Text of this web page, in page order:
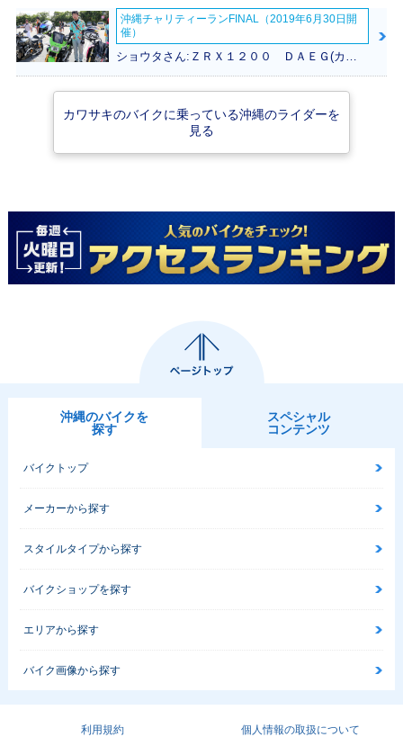
沖縄チャリティーランFINAL（2019年6月30日開
催）
ショウタさん:ＺＲＸ１２００ ＤＡＥＧ(カワサキ)
カワサキのバイクに乗っている沖縄のライダーを
見る
沖縄のバイクを
探す
スペシャル
コンテンツ
バイクトップ
メーカーから探す
スタイルタイプから探す
バイクショップを探す
エリアから探す
バイク画像から探す
利用規約 個人情報の取扱について